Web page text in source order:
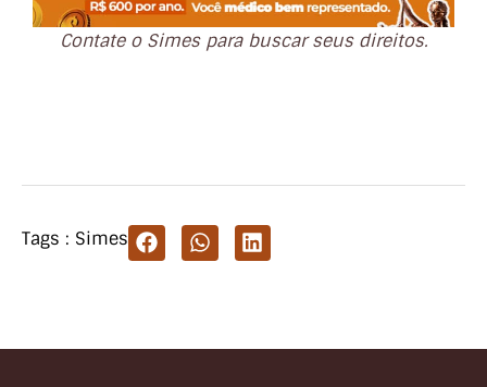
Contate o Simes para buscar seus direitos.
Tags : Simes